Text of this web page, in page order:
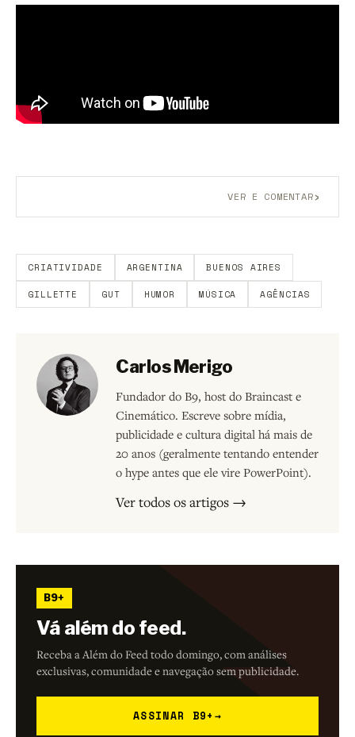
VER E COMENTAR›
CRIATIVIDADE ARGENTINA BUENOS AIRES
GILLETTE GUT HUMOR MÚSICA AGÊNCIAS
Carlos Merigo
Fundador do B9, host do Braincast e
Cinemático. Escreve sobre mídia,
publicidade e cultura digital há mais de
20 anos (geralmente tentando entender
o hype antes que ele vire PowerPoint).
Ver todos os artigos →
B9+
Vá além do feed.
Receba a Além do Feed todo domingo, com análises
exclusivas, comunidade e navegação sem publicidade.
ASSINAR B9+ →